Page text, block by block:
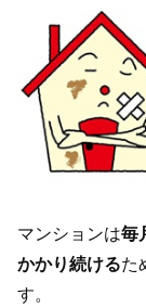
マンションは毎
かかり続けるた
す。